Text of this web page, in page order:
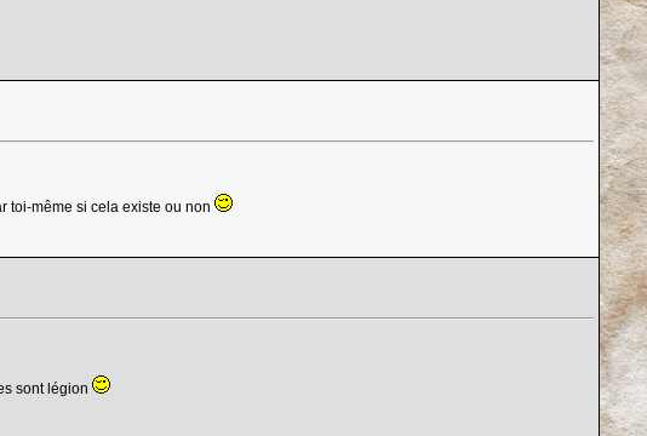
toi-même si cela existe ou non
sont légion